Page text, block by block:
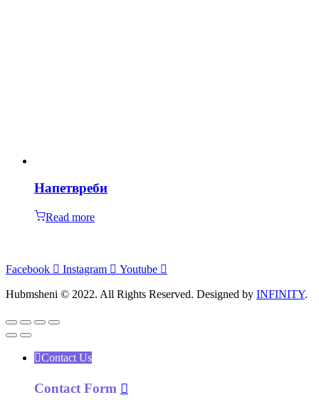
Напетвреби
Read more
Facebook Instagram Youtube
Hubmsheni © 2022. All Rights Reserved. Designed by INFINITY.
Contact Us
Contact Form